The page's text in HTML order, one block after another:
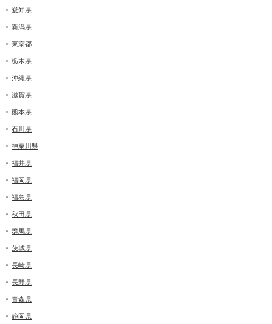
愛知県
新潟県
東京都
栃木県
沖縄県
滋賀県
熊本県
石川県
神奈川県
福井県
福岡県
福島県
秋田県
群馬県
茨城県
長崎県
長野県
青森県
静岡県